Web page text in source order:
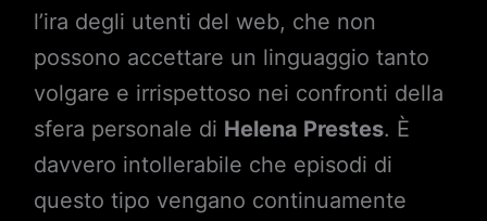
l’ira degli utenti del web, che non
possono accettare un linguaggio tanto
volgare e irrispettoso nei confronti della
sfera personale di Helena Prestes. È
davvero intollerabile che episodi di
questo tipo vengano continuamente